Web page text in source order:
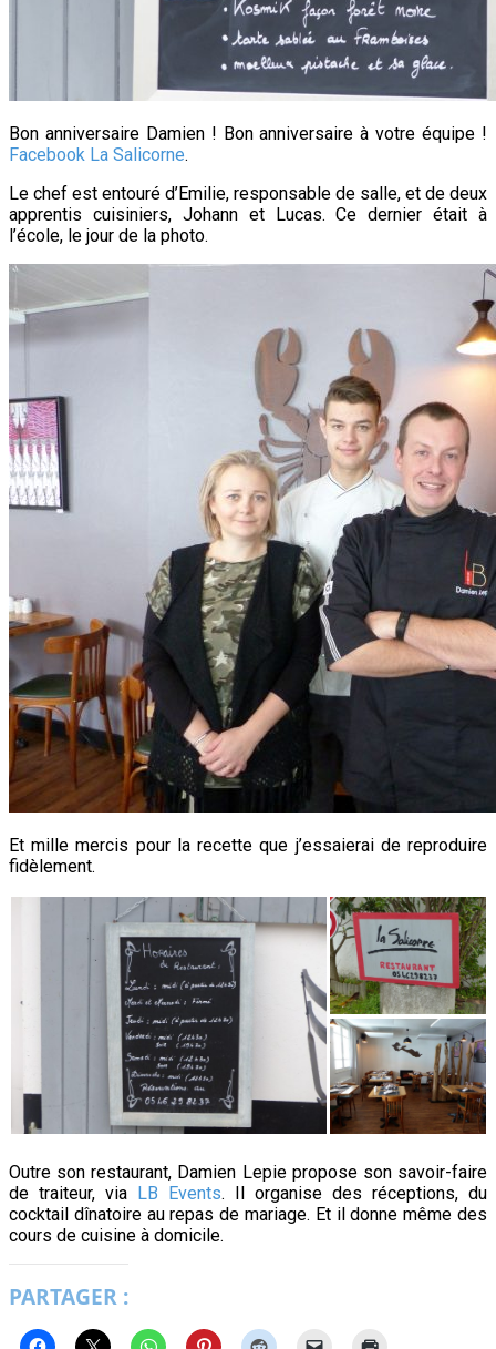
Bon anniversaire Damien ! Bon anniversaire à votre équipe !
Facebook La Salicorne.
Le chef est entouré d’Emilie, responsable de salle, et de deux
apprentis cuisiniers, Johann et Lucas. Ce dernier était à
l’école, le jour de la photo.
Et mille mercis pour la recette que j’essaierai de reproduire
fidèlement.
Outre son restaurant, Damien Lepie propose son savoir-faire
de traiteur, via
LB Events. Il organise des réceptions, du
cocktail dînatoire au repas de mariage. Et il donne même des
cours de cuisine à domicile.
PARTAGER :